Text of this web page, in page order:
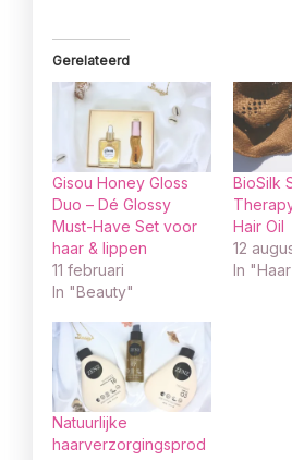
Gerelateerd
Gisou Honey Gloss
Duo – Dé Glossy
Must-Have Set voor
haar & lippen
11 februari
In "Beauty"
BioSilk
Hair Oil
12
In
Natuurlijke
haarverzorgingsprod